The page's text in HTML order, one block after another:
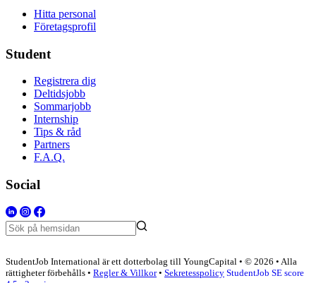
Hitta personal
Företagsprofil
Student
Registrera dig
Deltidsjobb
Sommarjobb
Internship
Tips & råd
Partners
F.A.Q.
Social
StudentJob International är ett dotterbolag till YoungCapital • © 2026 • Alla
rättigheter förbehålls • Regler & Villkor• Sekretesspolicy StudentJob SE score